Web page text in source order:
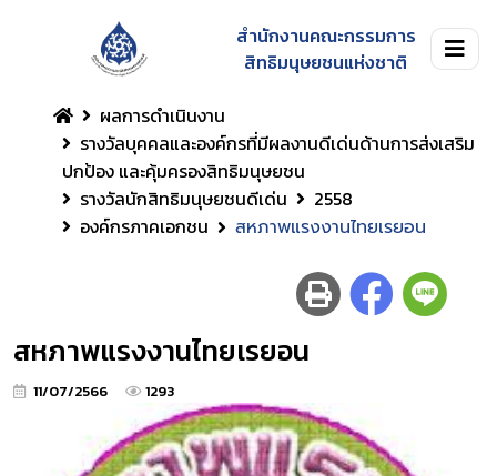
สำนักงานคณะกรรมการ
สิทธิมนุษยชนแห่งชาติ
ผลการดำเนินงาน
รางวัลบุคคลและองค์กรที่มีผลงานดีเด่นด้านการส่งเสริม
ปกป้อง และคุ้มครองสิทธิมนุษยชน
รางวัลนักสิทธิมนุษยชนดีเด่น
2558
องค์กรภาคเอกชน
สหภาพแรงงานไทยเรยอน
สหภาพแรงงานไทยเรยอน
11/07/2566 1293